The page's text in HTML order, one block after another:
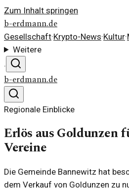
Zum Inhalt springen
b-erdmann.de
Gesellschaft·Krypto-News·Kultur·
Weitere
·
b-erdmann.de
Regionale Einblicke
Erlös aus Goldunzen
Vereine
Die Gemeinde Bannewitz hat
dem Verkauf von Goldunzen zu